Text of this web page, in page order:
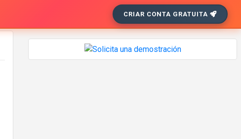
CRIAR CONTA GRATUITA